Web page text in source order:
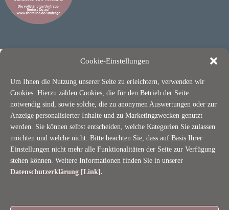
Cookie-Einstellungen
Um Ihnen die Nutzung unserer Seite zu erleichtern, verwenden wir
Cookies. Hierzu zählen Cookies, die für den Betrieb der Seite
notwendig sind, sowie solche, die zu anonymen Auswertungen oder zur
Anzeige personalisierter Inhalte und zu Marketingzwecken genutzt
werden. Sie können selbst entscheiden, welche Kategorien Sie zulassen
möchten und welche nicht. Bitte beachten Sie, dass auf Basis Ihrer
Einstellungen nicht mehr alle Funktionalitäten der Seite zur Verfügung
stehen können. Weitere Informationen finden Sie in unserer
Datenschutzerklärung [Link] .
ÜBER THERALINE
Nachhaltigkeit / OEKO-TEX
Jobs
Termine